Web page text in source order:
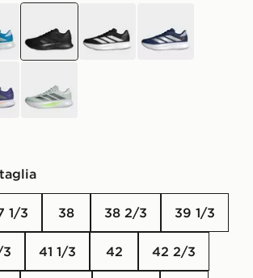
1/3 38 38 2/3 39 1/3
3 41 1/3 42 42 2/3